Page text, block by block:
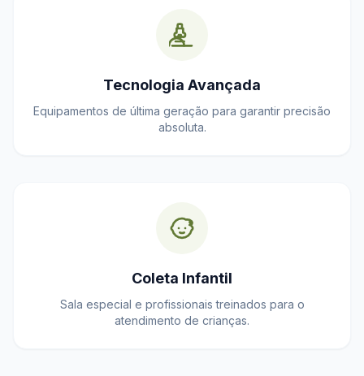
Tecnologia Avançada
Equipamentos de última geração para garantir precisão
absoluta.
Coleta Infantil
Sala especial e profissionais treinados para o
atendimento de crianças.